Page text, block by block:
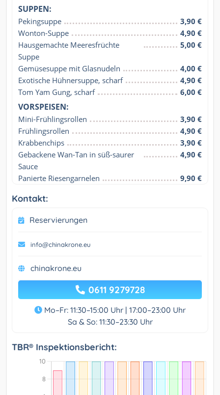
SUPPEN:
Pekingsuppe
3,90 €
Wonton-Suppe
4,90 €
Hausgemachte Meeresfrüchte
Suppe
5,00 €
Gemüsesuppe mit Glasnudeln
4,00 €
Exotische Hühnersuppe, scharf
4,90 €
Tom Yam Gung, scharf
6,00 €
VORSPEISEN:
Mini-Frühlingsrollen
3,90 €
Frühlingsrollen
4,90 €
Krabbenchips
3,90 €
Gebackene Wan-Tan in süß-saurer
Sauce
4,90 €
Panierte Riesengarnelen 9,90 €
Kontakt:
Reservierungen
info@chinakrone.eu
chinakrone.eu
0611 9279728
Mo–Fr: 11:30–15:00 Uhr | 17:00–23:00 Uhr
Sa & So: 11:30–23:30 Uhr
TBR® Inspektionsbericht: